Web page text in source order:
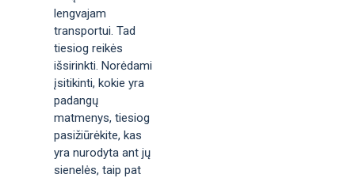
lengvajam
transportui. Tad
tiesiog reikės
išsirinkti. Norėdami
įsitikinti, kokie yra
padangų
matmenys, tiesiog
pasižiūrėkite, kas
yra nurodyta ant jų
sienelės, taip pat